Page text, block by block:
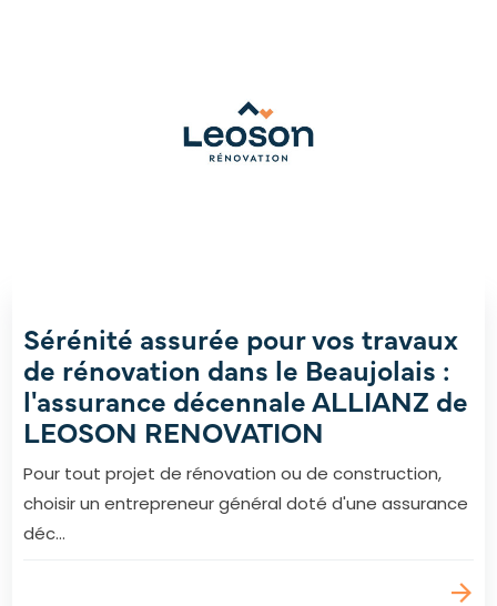
Sérénité assurée pour vos travaux
de rénovation dans le Beaujolais :
l'assurance décennale ALLIANZ de
LEOSON RENOVATION
Pour tout projet de rénovation ou de construction,
choisir un entrepreneur général doté d'une assurance
déc...